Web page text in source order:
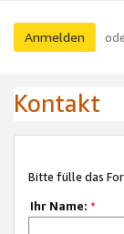
Anmelden
Kontakt
Bitte fülle das
Ihr Name: *